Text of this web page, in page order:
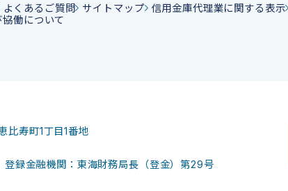
よくあるご質問 サイトマップ 信用金庫代理業に関する表示
働について
比寿町1丁目1番地
録金融機関：東海財務局長（登金）第29号